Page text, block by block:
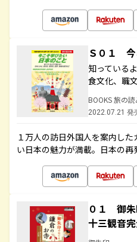
Ｓ０１ 今
知っている
食文化、職
BOOKS 旅の
2022.07.21 発
１万人の訪日外国人を案内し
い日本の魅力が満載。日本の再
０１ 御
十三観音